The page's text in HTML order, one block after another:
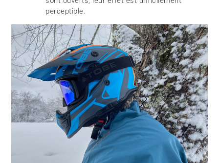
perceptible.